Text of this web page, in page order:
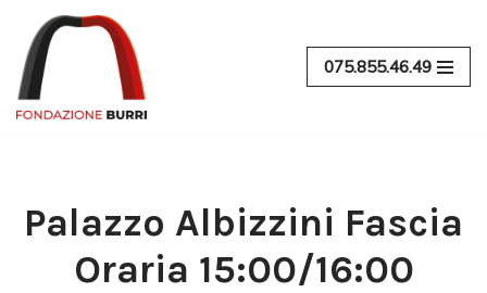
Vai
al
contenuto
075.855.46.49
Palazzo Albizzini Fascia
Oraria 15:00/16:00